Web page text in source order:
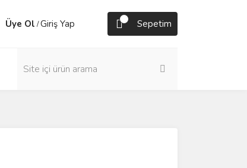
Üye Ol /Giriş Yap Sepetim